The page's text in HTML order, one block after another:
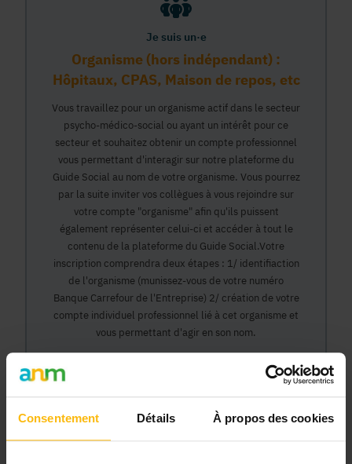
Consentement Détails À propos des cookies
Je suis un·e
Organisme (hors indépendant) :
Hôpitaux, CPAS, Maison de repos, etc
Vous travaillez pour un organisme actif dans le secteur
psycho-médico-social ou ayant un intérêt pour ce
secteur et souhaitez obtenir un compte professionnel
vous permettant d'interagir sur notre plateforme du
Guide Social au nom de votre organisme. Vous pourrez
par la suite inviter vos collègues à vous rejoindre sur
votre compte "organisme" afin qu'ils puissent
également représenter celui-ci et accéder à tout le
contenu de la plateforme du Guide Social.Votre
inscription comprendra deux étapes : 1/ identifiaction
de l'organisme (munissez-vous de votre numéro
Banque Carrefour de l'Entreprise) 2/ création de votre
compte individuel professionnel lié à cet organisme et
vous permettant d'agir en son nom.